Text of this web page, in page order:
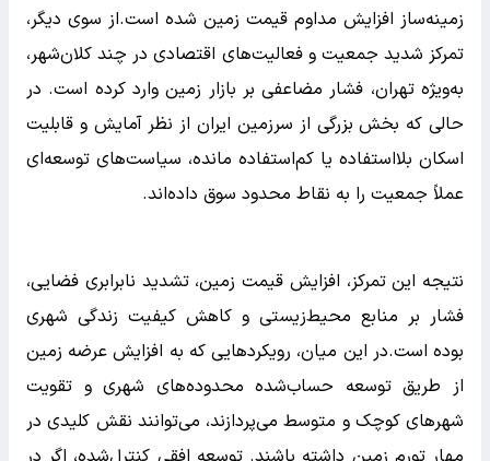
زمینه‌ساز افزایش مداوم قیمت زمین شده است.از سوی دیگر،
تمرکز شدید جمعیت و فعالیت‌های اقتصادی در چند کلان‌شهر،
به‌ویژه تهران، فشار مضاعفی بر بازار زمین وارد کرده است. در
حالی که بخش بزرگی از سرزمین ایران از نظر آمایش و قابلیت
اسکان بلااستفاده یا کم‌استفاده مانده، سیاست‌های توسعه‌ای
عملاً جمعیت را به نقاط محدود سوق داده‌اند.
نتیجه این تمرکز، افزایش قیمت زمین، تشدید نابرابری فضایی،
فشار بر منابع محیط‌زیستی و کاهش کیفیت زندگی شهری
بوده است.در این میان، رویکردهایی که به افزایش عرضه زمین
از طریق توسعه حساب‌شده محدوده‌های شهری و تقویت
شهرهای کوچک و متوسط می‌پردازند، می‌توانند نقش کلیدی در